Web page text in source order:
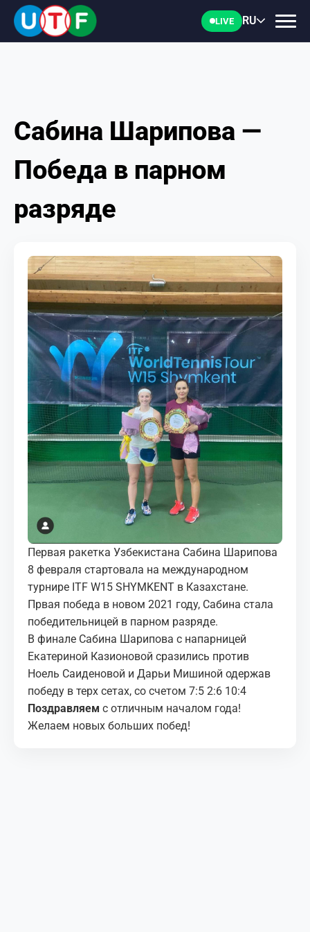
LIVE RU
ГЛАВНАЯ
ФТУ
НОВОСТИ
ПЕРСОНАЛИИ
МЕДИА
КОРТЫ
КОНТАКТЫ
UZ-PIN
Сабина Шарипова —
Победа в парном
разряде
Первая ракетка Узбекистана Сабина Шарипова
8 февраля стартовала на международном
турнире ITF W15 SHYMKENT в Казахстане.
Првая победа в новом 2021 году, Сабина стала
победительницей в парном разряде.
В финале Сабина Шарипова с напарницей
Екатериной Казионовой сразились против
Ноель Саиденовой и Дарьи Мишиной одержав
победу в терх сетах, со счетом 7:5 2:6 10:4
Поздравляем с отличным началом года!
Желаем новых больших побед!